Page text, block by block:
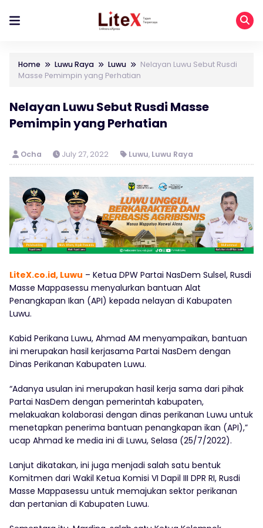
Home Luwu Raya Luwu
Nelayan Luwu Sebut Rusdi
Masse Pemimpin yang Perhatian
Nelayan Luwu Sebut Rusdi Masse
Pemimpin yang Perhatian
Ocha July 27, 2022 Luwu, Luwu Raya
LiteX.co.id, Luwu – Ketua DPW Partai NasDem Sulsel, Rusdi
Masse Mappasessu menyalurkan bantuan Alat
Penangkapan Ikan (API) kepada nelayan di Kabupaten
Luwu.
Kabid Perikana Luwu, Ahmad AM menyampaikan, bantuan
ini merupakan hasil kerjasama Partai NasDem dengan
Dinas Perikanan Kabupaten Luwu.
“Adanya usulan ini merupakan hasil kerja sama dari pihak
Partai NasDem dengan pemerintah kabupaten,
melakuakan kolaborasi dengan dinas perikanan Luwu untuk
menetapkan penerima bantuan penangkapan ikan (API),”
ucap Ahmad ke media ini di Luwu, Selasa (25/7/2022).
Lanjut dikatakan, ini juga menjadi salah satu bentuk
Komitmen dari Wakil Ketua Komisi VI Dapil III DPR RI, Rusdi
Masse Mappasessu untuk memajukan sektor perikanan
dan pertanian di Kabupaten Luwu.